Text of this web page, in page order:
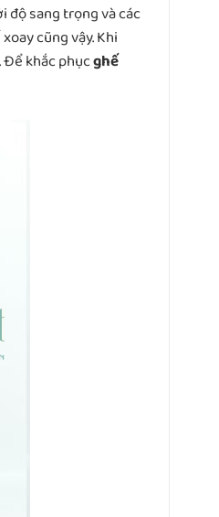
độ sang trọng và các
cũng vậy. Khi
khắc phụcghế